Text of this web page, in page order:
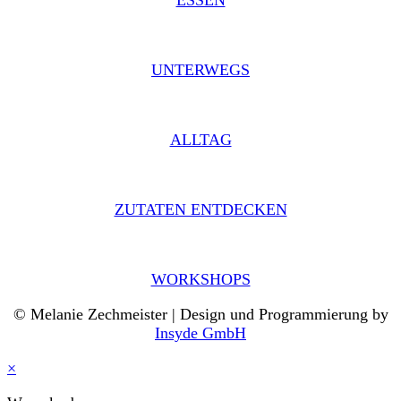
UNTERWEGS
ALLTAG
ZUTATEN ENTDECKEN
WORKSHOPS
© Melanie Zechmeister | Design und Programmierung by
Insyde GmbH
×